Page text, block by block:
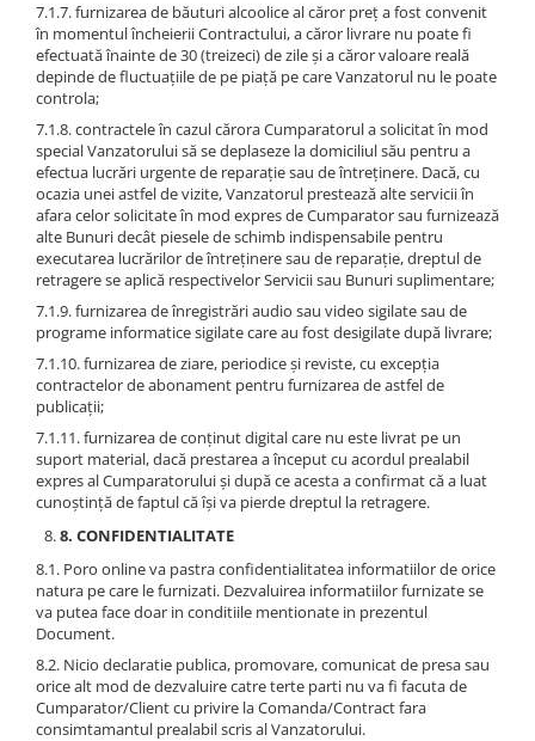
7.1.7. furnizarea de băuturi alcoolice al căror preţ a fost convenit
în momentul încheierii Contractului, a căror livrare nu poate fi
efectuată înainte de 30 (treizeci) de zile şi a căror valoare reală
depinde de fluctuaţiile de pe piaţă pe care Vanzatorul nu le poate
controla;
7.1.8. contractele în cazul cărora Cumparatorul a solicitat în mod
special Vanzatorului să se deplaseze la domiciliul său pentru a
efectua lucrări urgente de reparaţie sau de întreţinere. Dacă, cu
ocazia unei astfel de vizite, Vanzatorul prestează alte servicii în
afara celor solicitate în mod expres de Cumparator sau furnizează
alte Bunuri decât piesele de schimb indispensabile pentru
executarea lucrărilor de întreţinere sau de reparaţie, dreptul de
retragere se aplică respectivelor Servicii sau Bunuri suplimentare;
7.1.9. furnizarea de înregistrări audio sau video sigilate sau de
programe informatice sigilate care au fost desigilate după livrare;
7.1.10. furnizarea de ziare, periodice şi reviste, cu excepţia
contractelor de abonament pentru furnizarea de astfel de
publicaţii;
7.1.11. furnizarea de conţinut digital care nu este livrat pe un
suport material, dacă prestarea a început cu acordul prealabil
expres al Cumparatorului şi după ce acesta a confirmat că a luat
cunoştinţă de faptul că îşi va pierde dreptul la retragere.
8. CONFIDENTIALITATE
8.1. Poro online va pastra confidentialitatea informatiilor de orice
natura pe care le furnizati. Dezvaluirea informatiilor furnizate se
va putea face doar in conditiile mentionate in prezentul
Document.
8.2. Nicio declaratie publica, promovare, comunicat de presa sau
orice alt mod de dezvaluire catre terte parti nu va fi facuta de
Cumparator/Client cu privire la Comanda/Contract fara
consimtamantul prealabil scris al Vanzatorului.